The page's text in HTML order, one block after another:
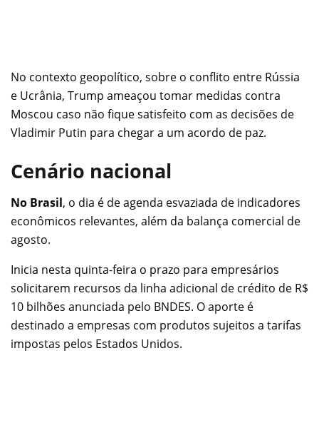
No contexto geopolítico, sobre o conflito entre Rússia
e Ucrânia, Trump ameaçou tomar medidas contra
Moscou caso não fique satisfeito com as decisões de
Vladimir Putin para chegar a um acordo de paz.
Cenário nacional
No Brasil, o dia é de agenda esvaziada de indicadores
econômicos relevantes, além da balança comercial de
agosto.
Inicia nesta quinta-feira o prazo para empresários
solicitarem recursos da linha adicional de crédito de R$
10 bilhões anunciada pelo BNDES. O aporte é
destinado a empresas com produtos sujeitos a tarifas
impostas pelos Estados Unidos.